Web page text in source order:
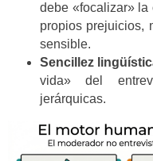
debe «focalizar»
propios prejuicios,
sensible.
Sencillez
vida» del
jerárquicas.